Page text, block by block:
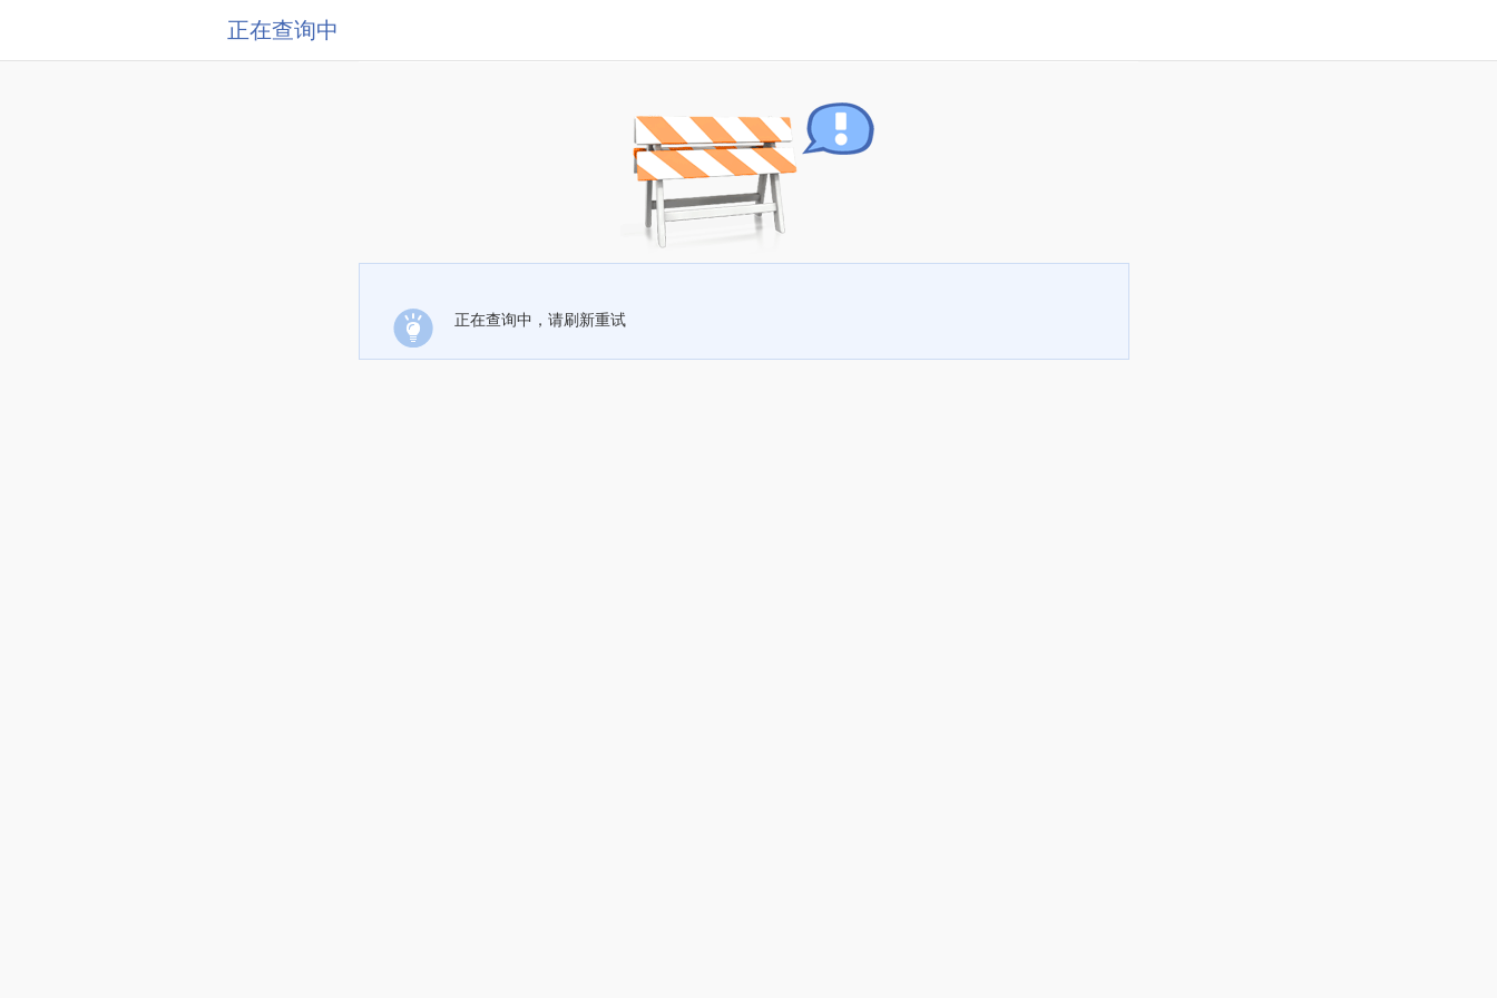
正在查询中
正在查询中，请刷新重试